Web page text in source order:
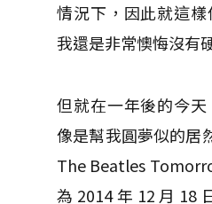
情況下，因此就這
我還是非常懊悔沒有
但就在一年後的今
像是幫我圓夢似的居
The Beatles
為 2014 年 12 月 18